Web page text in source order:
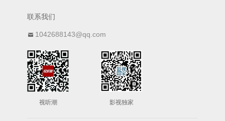
联系我们
1042688143@qq.com
视听潮 影视独家